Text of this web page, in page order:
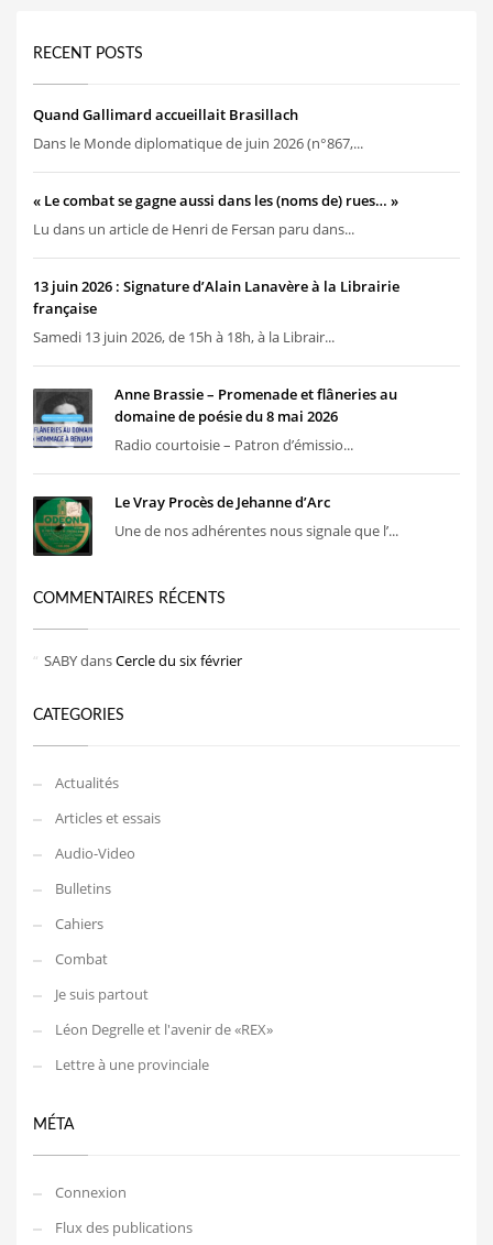
RECENT POSTS
Quand Gallimard accueillait Brasillach
Dans le Monde diplomatique de juin 2026 (n°867,...
« Le combat se gagne aussi dans les (noms de) rues… »
Lu dans un article de Henri de Fersan paru dans...
13 juin 2026 : Signature d’Alain Lanavère à la Librairie
française
Samedi 13 juin 2026, de 15h à 18h, à la Librair...
Anne Brassie – Promenade et flâneries au
domaine de poésie du 8 mai 2026
Radio courtoisie – Patron d’émissio...
Le Vray Procès de Jehanne d’Arc
Une de nos adhérentes nous signale que l’...
COMMENTAIRES RÉCENTS
SABYdansCercle du six février
CATEGORIES
Actualités
Articles et essais
Audio-Video
Bulletins
Cahiers
Combat
Je suis partout
Léon Degrelle et l'avenir de «REX»
Lettre à une provinciale
MÉTA
Connexion
Flux des publications